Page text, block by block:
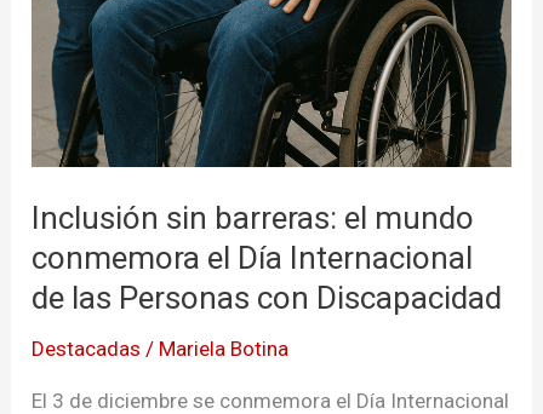
Inclusión sin barreras: el mundo
conmemora el Día Internacional
de las Personas con Discapacidad
Destacadas / Mariela Botina
El 3 de diciembre se conmemora el Día Internacional